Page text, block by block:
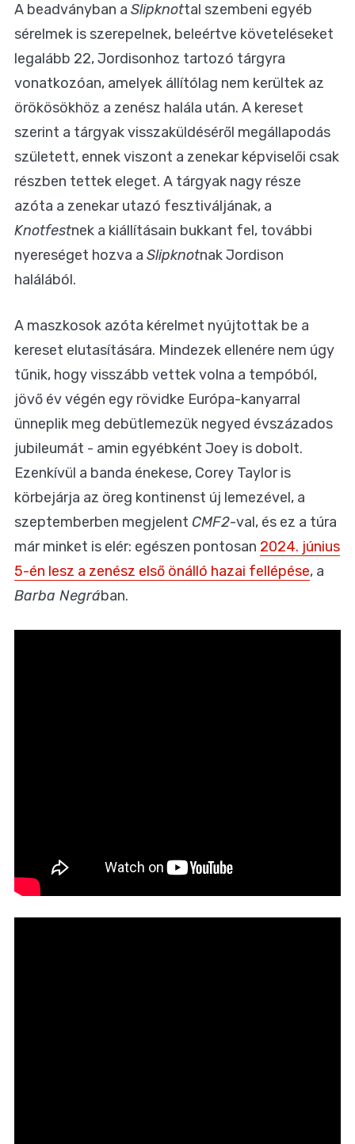
A beadványban a Slipknottal szembeni egyéb
sérelmek is szerepelnek, beleértve követeléseket
legalább 22, Jordisonhoz tartozó tárgyra
vonatkozóan, amelyek állítólag nem kerültek az
örökösökhöz a zenész halála után. A kereset
szerint a tárgyak visszaküldéséről megállapodás
született, ennek viszont a zenekar képviselői csak
részben tettek eleget. A tárgyak nagy része
azóta a zenekar utazó fesztiváljának, a
Knotfestnek a kiállításain bukkant fel, további
nyereséget hozva a Slipknotnak Jordison
halálából.
A maszkosok azóta kérelmet nyújtottak be a
kereset elutasítására. Mindezek ellenére nem úgy
tűnik, hogy visszább vettek volna a tempóból,
jövő év végén egy rövidke Európa-kanyarral
ünneplik meg debütlemezük negyed évszázados
jubileumát - amin egyébként Joey is dobolt.
Ezenkívül a banda énekese, Corey Taylor is
körbejárja az öreg kontinenst új lemezével, a
szeptemberben megjelent CMF2-val, és ez a túra
már minket is elér: egészen pontosan 2024. június
5-én lesz a zenész első önálló hazai fellépése, a
Barba Negrában.